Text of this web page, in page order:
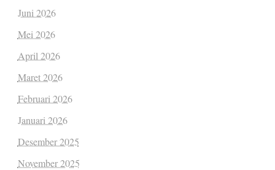
Juni 2026
Mei 2026
April 2026
Maret 2026
Februari 2026
Januari 2026
Desember 2025
November 2025